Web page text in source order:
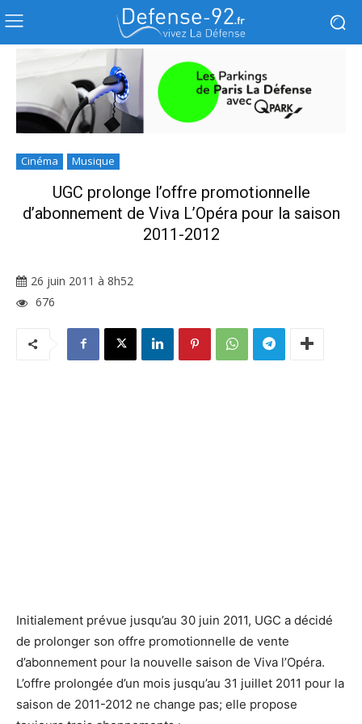
Cinéma Musique
UGC prolonge l’offre promotionnelle
d’abonnement de Viva L’Opéra pour la saison
2011-2012
26 juin 2011 à 8h52
676
Initialement prévue jusqu’au 30 juin 2011, UGC a décidé
de prolonger son offre promotionnelle de vente
d’abonnement pour la nouvelle saison de Viva l’Opéra.
L’offre prolongée d’un mois jusqu’au 31 juillet 2011 pour la
saison de 2011-2012 ne change pas; elle propose